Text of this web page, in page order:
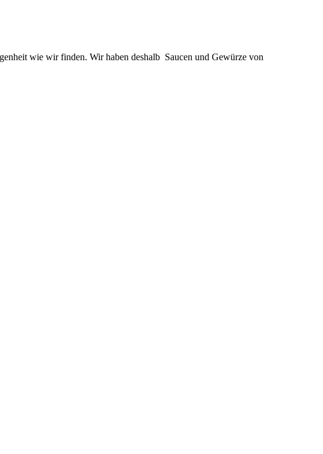
wie wir finden. Wir haben deshalb Saucen und Gewürze von